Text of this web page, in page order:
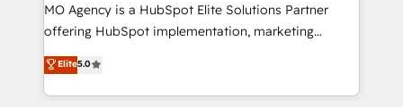
object setup, CMS builds, and full-funnel automation.
- Dashboards, lifecycle campaigns, and lead
nurturing sequences. - Cross-hub setup across
Marketing, Sales, Operations, and Service Hubs. -
Ongoing optimization, managed support, and
MO Agency is a HubSpot Elite Solutions Partner
offering HubSpot implementation, marketing
automation, CRM and RevOps consulting, B2B SEO,
paid media, content marketing, AEO and GEO (AI
search optimisation), and HubSpot Content Hub and
Elite5.0